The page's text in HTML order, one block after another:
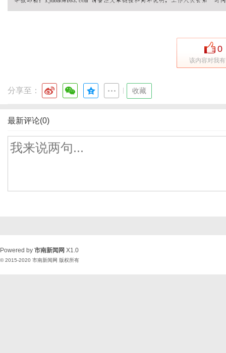
0
该内容对我
分享至： 收藏
最新评论(0)
Powered by 市南新闻网 X1.0
© 2015-2020 市南新闻网 版权所有